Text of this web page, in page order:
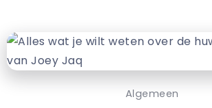
Algemeen